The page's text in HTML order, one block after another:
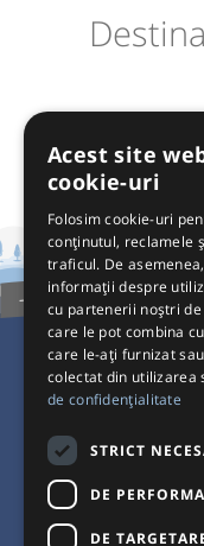
Acest site
cookie-uri
Folosim cookie-uri
conținutul, reclamele
traficul. De
informații despre
cu partenerii noștri
care le pot combina
care le-ați furnizat
colectat din utilizarea
de confidențialitate
STRICT
DE
DE